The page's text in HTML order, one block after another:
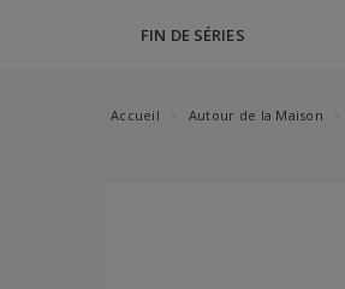
FIN DE SÉRIES
Accueil Autour de la Maison